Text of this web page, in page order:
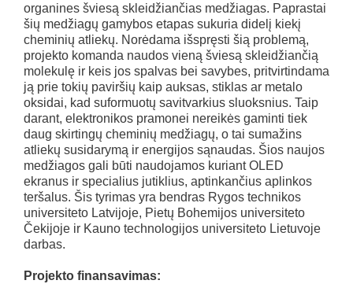
organines šviesą skleidžiančias medžiagas. Paprastai
šių medžiagų gamybos etapas sukuria didelį kiekį
cheminių atliekų. Norėdama išspręsti šią problemą,
projekto komanda naudos vieną šviesą skleidžiančią
molekulę ir keis jos spalvas bei savybes, pritvirtindama
ją prie tokių paviršių kaip auksas, stiklas ar metalo
oksidai, kad suformuotų savitvarkius sluoksnius. Taip
darant, elektronikos pramonei nereikės gaminti tiek
daug skirtingų cheminių medžiagų, o tai sumažins
atliekų susidarymą ir energijos sąnaudas. Šios naujos
medžiagos gali būti naudojamos kuriant OLED
ekranus ir specialius jutiklius, aptinkančius aplinkos
teršalus. Šis tyrimas yra bendras Rygos technikos
universiteto Latvijoje, Pietų Bohemijos universiteto
Čekijoje ir Kauno technologijos universiteto Lietuvoje
darbas.
Projekto finansavimas: